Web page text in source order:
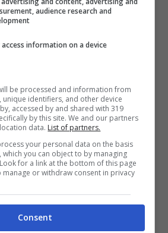
significativo. Il bonus mira
carico, fornendo un
chirurgiche veterinarie
audience research and
information on a device
be processed and information from
unique identifiers, and other device
accessed by and shared with 319
by this site. We and our partners
data. List of partners.
your personal data on the basis
you can object to by managing
for a link at the bottom of this page
manage or withdraw consent in privacy
Consent